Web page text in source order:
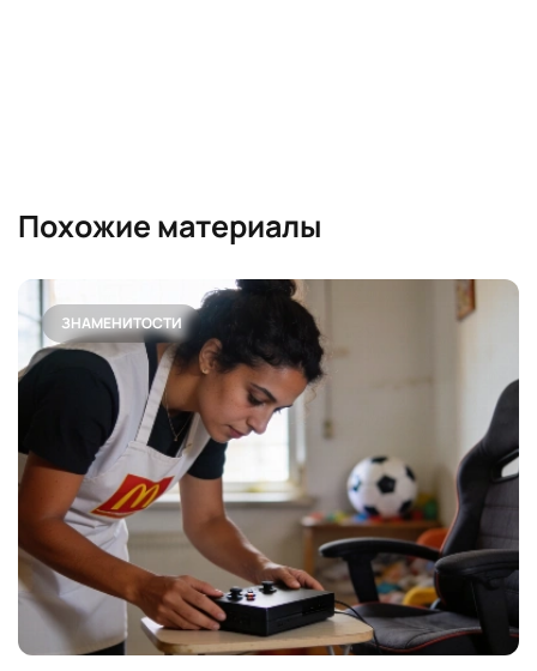
Похожие материалы
ЗНАМЕНИТОСТИ